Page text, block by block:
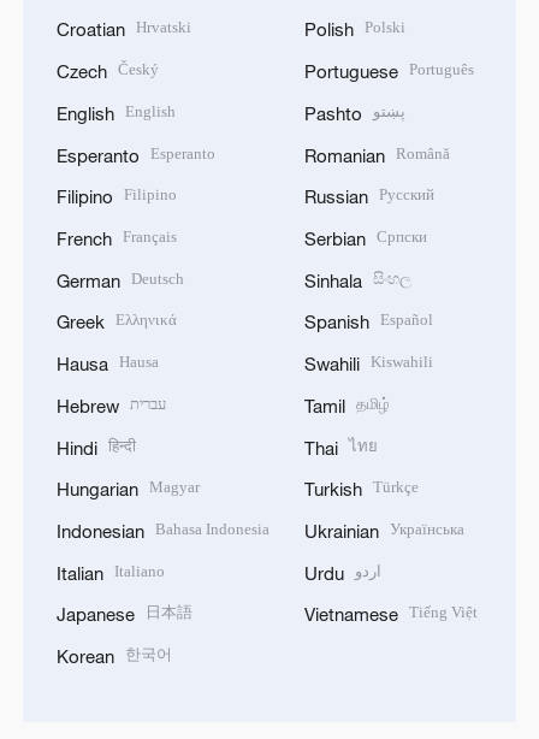
Croatian Hrvatski
Czech Český
English English
Esperanto Esperanto
Filipino Filipino
French Français
German Deutsch
Greek Ελληνικά
Hausa Hausa
Hebrew עברית
Hindi हिन्दी
Hungarian Magyar
Indonesian Bahasa Indonesia
Italian Italiano
Japanese 日本語
Korean 한국어
Polish Polski
Portuguese Português
Pashto پښتو
Romanian Română
Russian Русский
Serbian Српски
Sinhala සිංහල
Spanish Español
Swahili Kiswahili
Tamil தமிழ்
Thai ไทย
Turkish Türkçe
Ukrainian Українська
Urdu اردو
Vietnamese Tiếng Việt